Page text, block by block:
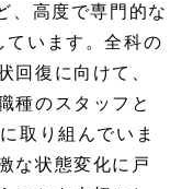
、高度で専門的な
ています。全科の
回復に向けて、
種のスタッフと
取り組んでいま
な状態変化に戸